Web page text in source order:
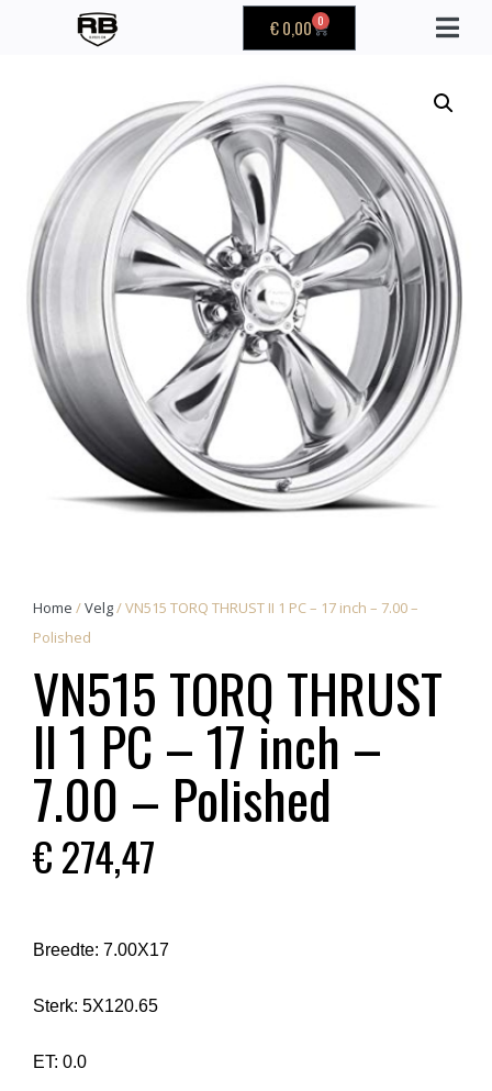
€0,00 0
Home /Velg/ VN515 TORQ THRUST II 1 PC – 17 inch – 7.00 –
Polished
VN515 TORQ THRUST
II 1 PC – 17 inch –
7.00 – Polished
€274,47
Breedte: 7.00X17
Sterk: 5X120.65
ET: 0.0